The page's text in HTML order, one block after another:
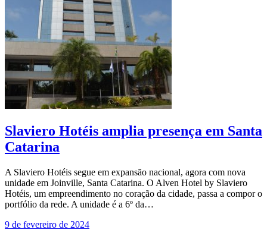
Slaviero Hotéis amplia presença em Santa
Catarina
A Slaviero Hotéis segue em expansão nacional, agora com nova
unidade em Joinville, Santa Catarina. O Alven Hotel by Slaviero
Hotéis, um empreendimento no coração da cidade, passa a compor o
portfólio da rede. A unidade é a 6º da…
9 de fevereiro de 2024